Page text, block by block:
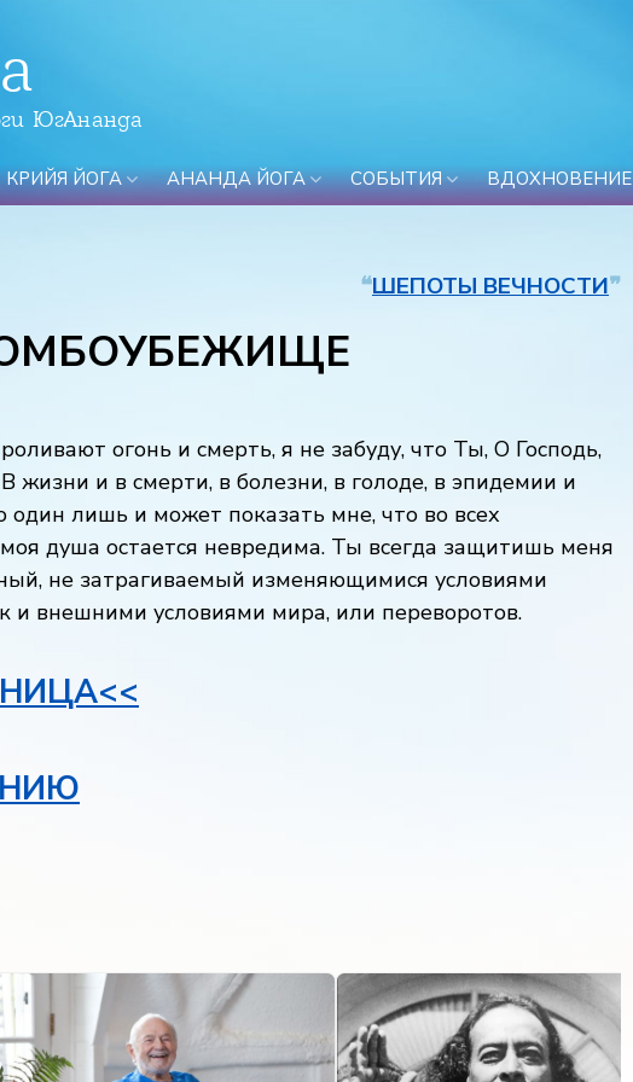
ЮгАнанда
КРИЙЯ ЙОГА АНАНДА ЙОГА СОБЫТИЯ ВДОХНОВЕНИЕ
❝ШЕПОТЫ ВЕЧНОСТИ❞
огонь и смерть, я не забуду, что Ты, О Господь,
и в смерти, в болезни, в голоде, в эпидемии и
один лишь и может показать мне, что во всех
душа остается невредима. Ты всегда защитишь меня
не затрагиваемый изменяющимися условиями
и внешними условиями мира, или переворотов.